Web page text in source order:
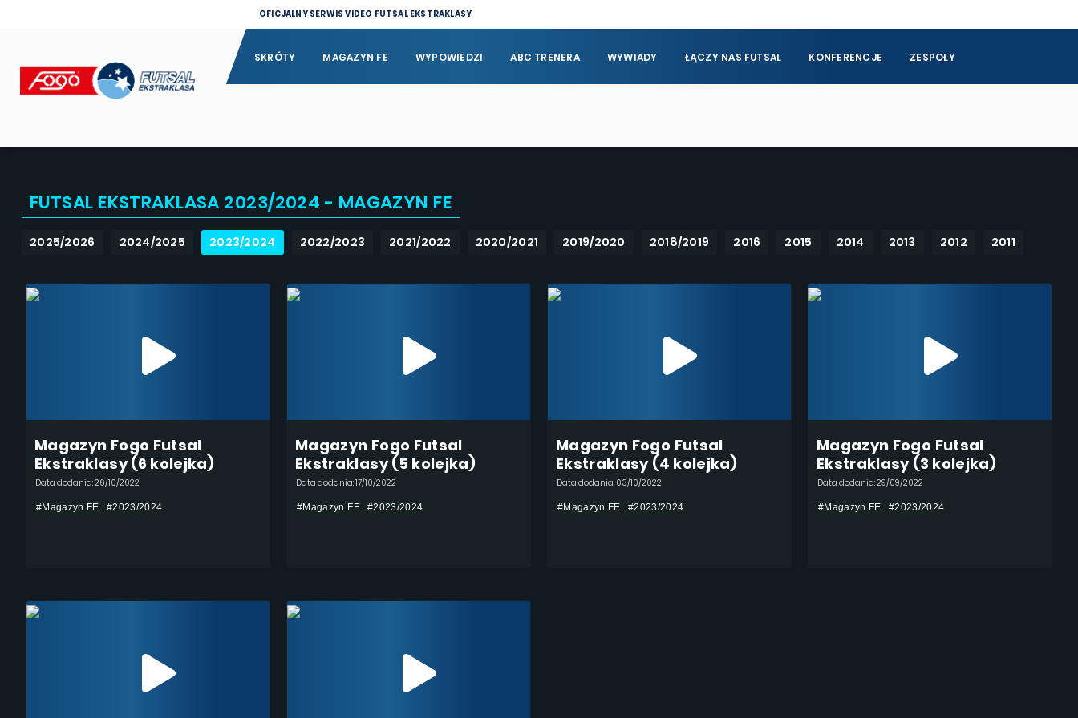
OFICJALNY SERWIS VIDEO FUTSAL EKSTRAKLASY
SKRÓTY MAGAZYN FE WYPOWIEDZI ABC TRENERA WYWIADY ŁĄCZY NAS FUTSAL KONFERENCJE ZESPOŁY
FUTSAL EKSTRAKLASA 2023/2024 - MAGAZYN FE
2025/2026 2024/2025 2023/2024 2022/2023 2021/2022 2020/2021 2019/2020 2018/2019 2016 2015 2014 2013 2012 2011
Magazyn Fogo Futsal
Ekstraklasy (6 kolejka)
Data dodania: 26/10/2022
#Magazyn FE #2023/2024
Magazyn Fogo Futsal
Ekstraklasy (5 kolejka)
Data dodania: 17/10/2022
#Magazyn FE #2023/2024
Magazyn Fogo Futsal
Ekstraklasy (4 kolejka)
Data dodania: 03/10/2022
#Magazyn FE #2023/2024
Magazyn Fogo Futsal
Ekstraklasy (3 kolejka)
Data dodania: 29/09/2022
#Magazyn FE #2023/2024